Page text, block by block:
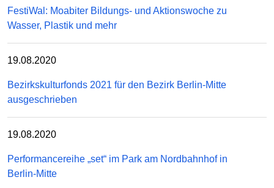
FestiWal: Moabiter Bildungs- und Aktionswoche zu
Wasser, Plastik und mehr
19.08.2020
Bezirkskulturfonds 2021 für den Bezirk Berlin-Mitte
ausgeschrieben
19.08.2020
Performancereihe „set“ im Park am Nordbahnhof in
Berlin-Mitte